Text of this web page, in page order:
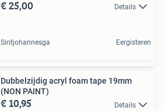
€ 25,00 Details
Sintjohannesga Eergisteren
Dubbelzijdig acryl foam tape 19mm
(NON PAINT)
€ 10,95 Details